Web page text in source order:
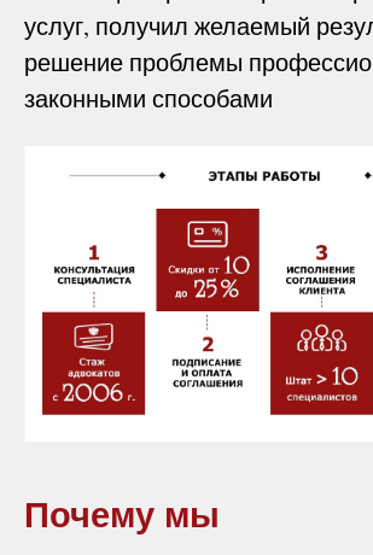
услуг, получил желаемый
решение проблемы
законными способами
Почему мы